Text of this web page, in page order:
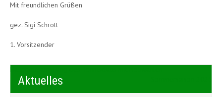
Mit freundlichen Grüßen
gez. Sigi Schrott
1. Vorsitzender
Beitragsnavigation
Hauptversammlung des Tennisclubs mit Neuwahlen
Aktuelles